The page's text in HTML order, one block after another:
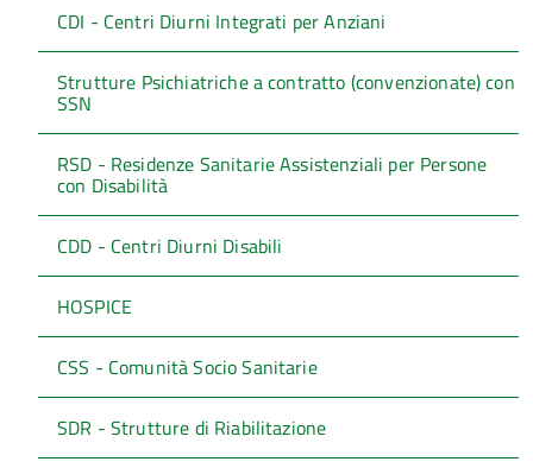
CDI - Centri Diurni Integrati per Anziani
Strutture Psichiatriche a contratto (convenzionate) con
SSN
RSD - Residenze Sanitarie Assistenziali per Persone
con Disabilità
CDD - Centri Diurni Disabili
HOSPICE
CSS - Comunità Socio Sanitarie
SDR - Strutture di Riabilitazione